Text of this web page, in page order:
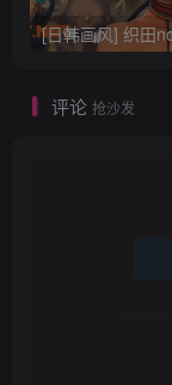
评论 抢沙发